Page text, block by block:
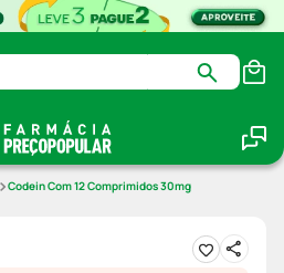
Codein Com 12 Comprimidos 30mg